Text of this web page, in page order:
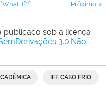
iff?” Próximo: »
publicado sob a licença
3.0 Não
IFF CABO FRIO